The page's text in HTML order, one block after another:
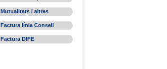
Mutualitats i altres
Factura línia Consell
Factura DIFE